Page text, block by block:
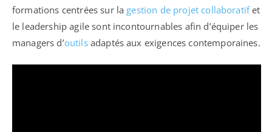
formations centrées sur la gestion de projet collaboratifet
le leadership agile sont incontournables afin d’équiper les
managers d’outilsadaptés aux exigences contemporaines.